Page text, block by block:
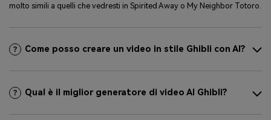
molto simili a quelli che vedresti in Spirited Away o My Neighbor Totoro.
Come posso creare un video in stile Ghibli con AI?
Qual è il miglior generatore di video AI Ghibli?